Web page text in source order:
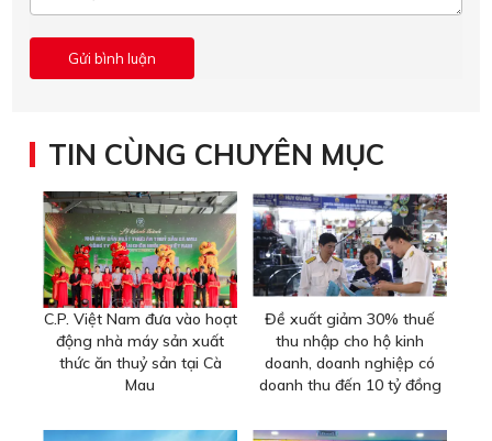
TIN CÙNG CHUYÊN MỤC
C.P. Việt Nam đưa vào hoạt
động nhà máy sản xuất
thức ăn thuỷ sản tại Cà
Mau
Đề xuất giảm 30% thuế
thu nhập cho hộ kinh
doanh, doanh nghiệp có
doanh thu đến 10 tỷ đồng